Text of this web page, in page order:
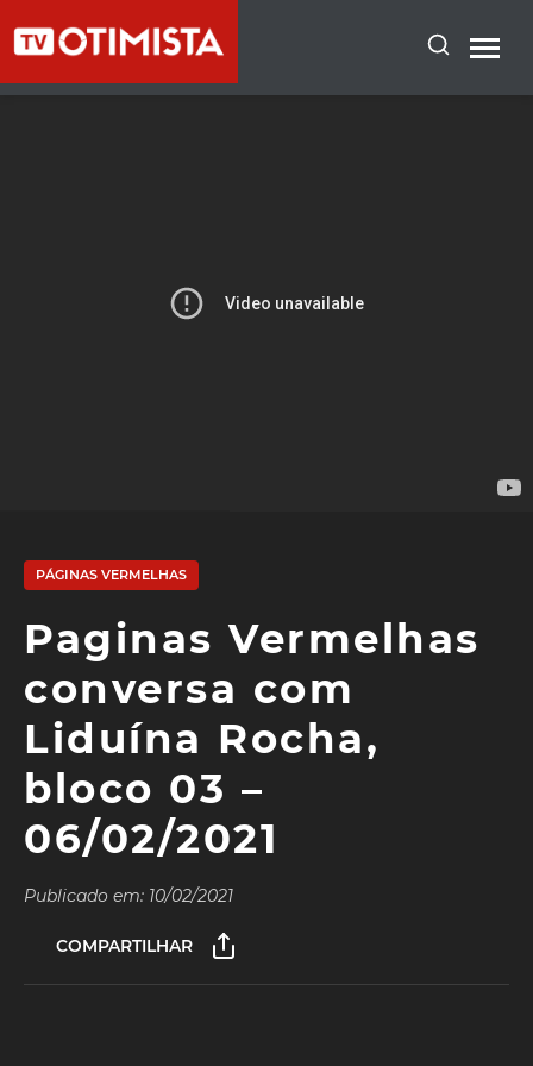
PÁGINAS VERMELHAS
Paginas Vermelhas
conversa com
Liduína Rocha,
bloco 03 –
06/02/2021
Publicado em: 10/02/2021
COMPARTILHAR